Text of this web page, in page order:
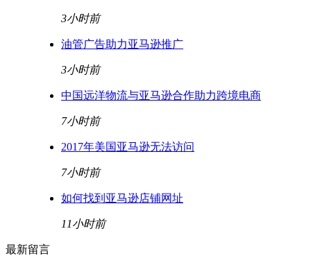
3小时前
油管广告助力亚马逊推广
3小时前
中国远洋物流与亚马逊合作助力跨境电商
7小时前
2017年美国亚马逊无法访问
7小时前
如何找到亚马逊店铺网址
11小时前
最新留言